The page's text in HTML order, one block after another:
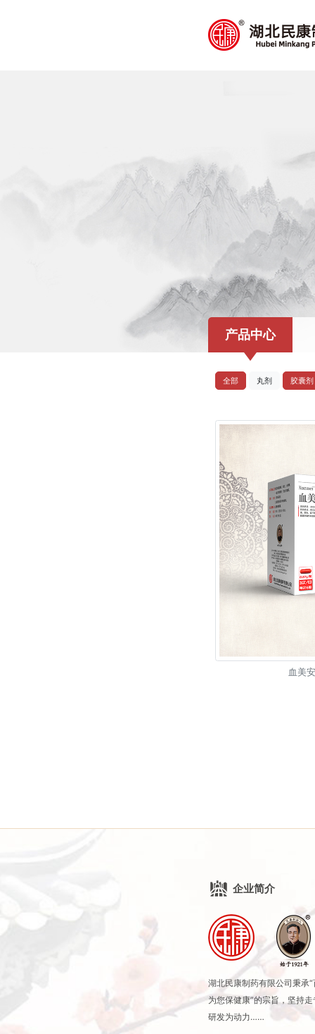
产品中心
全部 丸剂 胶囊剂
血美
企业简介
湖北民康制药有限公司秉承
为您保健康”的宗旨，坚持
研发为动力……